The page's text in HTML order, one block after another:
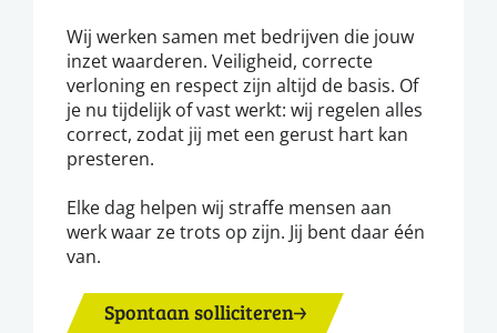
Wij werken samen met bedrijven die jouw
inzet waarderen. Veiligheid, correcte
verloning en respect zijn altijd de basis. Of
je nu tijdelijk of vast werkt: wij regelen alles
correct, zodat jij met een gerust hart kan
presteren.
Elke dag helpen wij straffe mensen aan
werk waar ze trots op zijn. Jij bent daar één
van.
Spontaan solliciteren